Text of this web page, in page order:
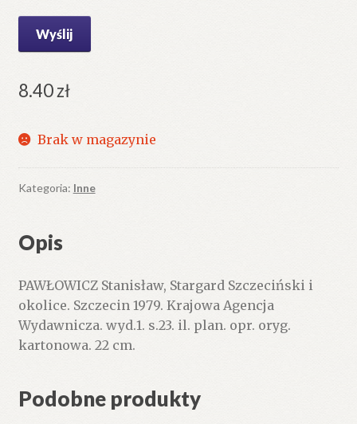
8.40zł
Brak w magazynie
Kategoria: Inne
Opis
PAWŁOWICZ Stanisław, Stargard Szczeciński i
okolice. Szczecin 1979. Krajowa Agencja
Wydawnicza. wyd.1. s.23. il. plan. opr. oryg.
kartonowa. 22 cm.
Podobne produkty